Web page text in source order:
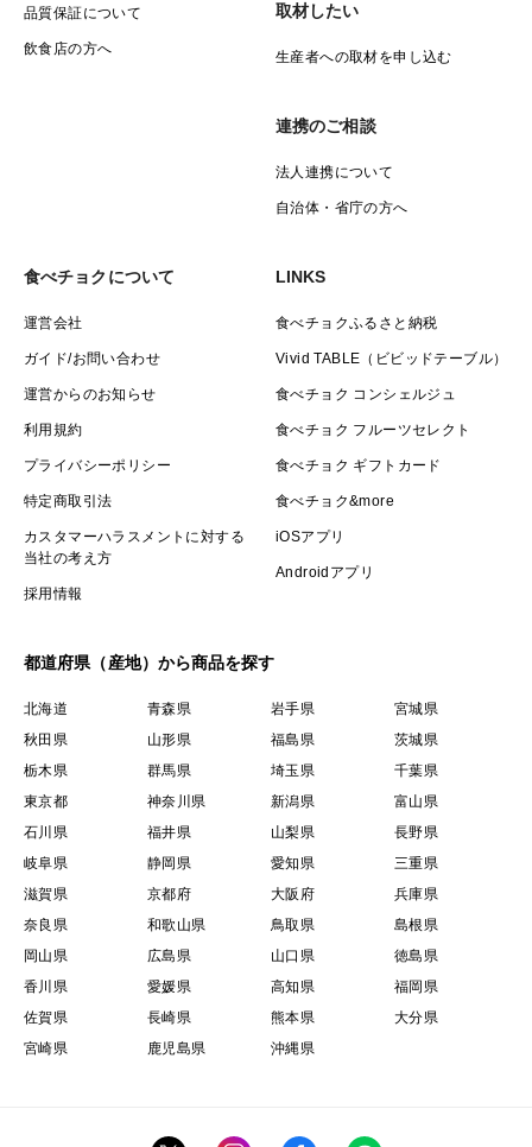
品質保証について
飲食店の方へ
取材したい
生産者への取材を申し込む
連携のご相談
法人連携について
自治体・省庁の方へ
食べチョクについて
運営会社
ガイド/お問い合わせ
運営からのお知らせ
利用規約
プライバシーポリシー
特定商取引法
カスタマーハラスメントに対する
当社の考え方
採用情報
LINKS
食べチョクふるさと納税
Vivid TABLE（ビビッドテーブル）
食べチョク コンシェルジュ
食べチョク フルーツセレクト
食べチョク ギフトカード
食べチョク&more
iOSアプリ
Androidアプリ
都道府県（産地）から商品を探す
北海道 青森県 岩手県
宮城県
秋田県
山形県 福島県
茨城県
栃木県
群馬県 埼玉県
千葉県
東京都
神奈川県 新潟県
富山県
石川県
福井県 山梨県
長野県
岐阜県
静岡県 愛知県
三重県
滋賀県
京都府 大阪府
兵庫県
奈良県
和歌山県 鳥取県
島根県
岡山県
広島県 山口県
徳島県
香川県
愛媛県 高知県
福岡県
佐賀県
長崎県 熊本県
大分県
宮崎県
鹿児島県 沖縄県